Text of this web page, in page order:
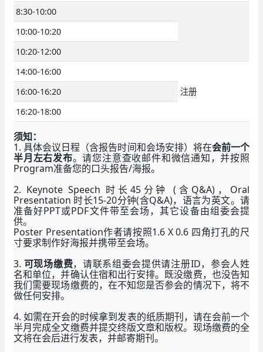
8:30-10:00
10:00-10:20
10:20-12:00
14:00-16:00
注册
16:00-16:20
16:20-18:00
须知：
1. 具体会议日程（含报告时间和会场安排）将在会前一个
半月左右发布。请您注意查收邮件和微信通知，并按照
Program准备您的口头报告/海报。
2. Keynote Speech 时长45分钟 (含Q&A)，Oral
Presentation 时长15-20分钟(含Q&A)，语言为英文。请
准备好PPT或PDF文件带至会场，其它设备由组委会提
供。
Poster Presentation作者请按照1.6 X 0.6 四角打孔的尺
寸要求制作好海报并携带至会场。
3. 可现场缴费，请联系组委会提供请注册ID，参会人姓
名和单位，并确认住宿和出行安排。既没缴费，也没告知
我们需要现场缴费的，在不知您是否参会的情况下，将不
做任何安排。
4. 如需在开会的时候拿到发表的纸质期刊，请在会前一个
半月完成全文缴费并提交终版文章和版权。现场缴费的全
文将在会后进行发表，并邮寄期刊。